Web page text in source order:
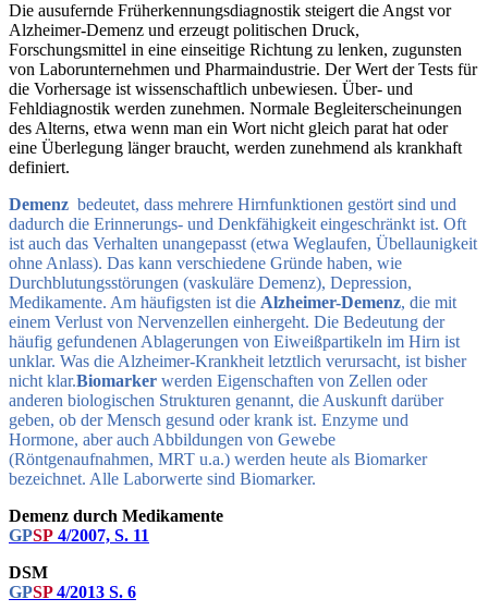
Die ausufernde Früherkennungsdiagnostik steigert die Angst vor
Alzheimer-Demenz und erzeugt politischen Druck,
Forschungsmittel in eine einseitige Richtung zu lenken, zugunsten
von Laborunternehmen und Pharmaindustrie. Der Wert der Tests für
die Vorhersage ist wissenschaftlich unbewiesen. Über- und
Fehldiagnostik werden zunehmen. Normale Begleiterscheinungen
des Alterns, etwa wenn man ein Wort nicht gleich parat hat oder
eine Überlegung länger braucht, werden zunehmend als krankhaft
definiert.
Demenz bedeutet, dass mehrere Hirnfunktionen gestört sind und
dadurch die Erinnerungs- und Denkfähigkeit eingeschränkt ist. Oft
ist auch das Verhalten unangepasst (etwa Weglaufen, Übellaunigkeit
ohne Anlass). Das kann verschiedene Gründe haben, wie
Durchblutungsstörungen (vaskuläre Demenz), Depression,
Medikamente. Am häufigsten ist die Alzheimer-Demenz, die mit
einem Verlust von Nervenzellen einhergeht. Die Bedeutung der
häufig gefundenen Ablagerungen von Eiweißpartikeln im Hirn ist
unklar. Was die Alzheimer-Krankheit letztlich verursacht, ist bisher
nicht klar.Biomarker werden Eigenschaften von Zellen oder
anderen biologischen Strukturen genannt, die Auskunft darüber
geben, ob der Mensch gesund oder krank ist. Enzyme und
Hormone, aber auch Abbildungen von Gewebe
(Röntgenaufnahmen, MRT u.a.) werden heute als Biomarker
bezeichnet. Alle Laborwerte sind Biomarker.
Demenz durch Medikamente
GPSP 4/2007, S. 11
DSM
GPSP4/2013 S. 6